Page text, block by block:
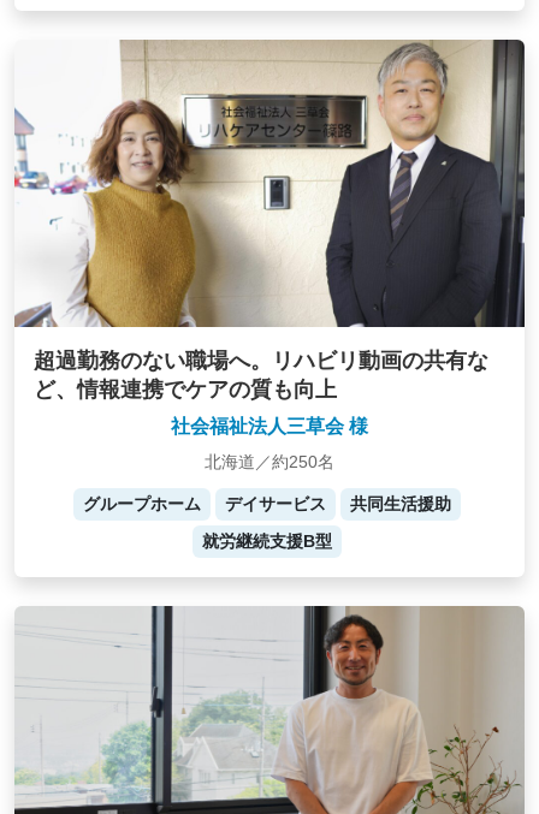
超過勤務のない職場へ。リハビリ動画の共有な
ど、情報連携でケアの質も向上
社会福祉法人三草会 様
北海道／約250名
グループホーム デイサービス
共同生活援助
就労継続支援B型